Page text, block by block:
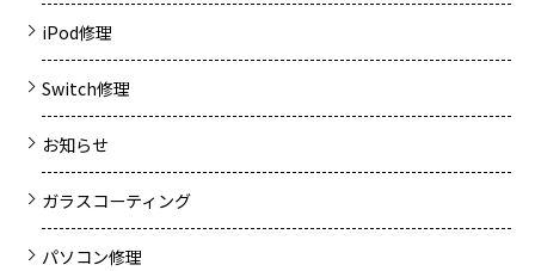
iPod修理
Switch修理
お知らせ
ガラスコーティング
パソコン修理